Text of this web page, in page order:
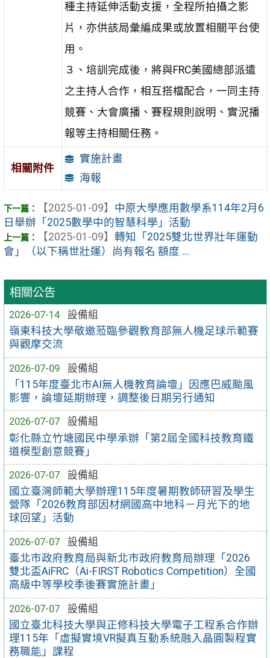
相關公告
2026-07-14
設備組
嶺東科技大學敬邀蒞臨參觀教育部無人機足球示範賽
與觀摩交流
2026-07-09
設備組
「115年度臺北市AI無人機教育論壇」因應巴威颱風
影響，論壇延期辦理，調整後日期另行通知
2026-07-07
設備組
彰化縣立竹塘國民中學承辦「第2屆全國科技教育鐵
道模型創意競賽」
2026-07-07
設備組
國立臺灣師範大學辦理115年度暑期教師研習及學生
營隊「2026教育部因材網國高中地科－月光下的地
球回望」活動
2026-07-07
設備組
臺北市政府教育局與新北市政府教育局辦理「2026
雙北盃AiFRC（Ai-FIRST Robotics Competition）全國
高級中等學校季後賽實施計畫」
2026-07-07
設備組
國立臺北科技大學與正修科技大學電子工程系合作辦
理115年「虛擬實境VR擬真互動系統融入晶圓製程實
務職能」課程
種主持延伸活動支援，全程所拍攝之影
片，亦供該局彙編成果或放置相關平台使
用。
３、培訓完成後，將與FRC美國總部派遣
之主持人合作，相互搭檔配合，一同主持
競賽、大會廣播、賽程規則說明、實況播
報等主持相關任務。
相關附件
實施計畫
海報
【2025-01-09】 中原大學應用數學系114年2月6
日舉辦「2025數學中的智慧科學」活動
【2025-01-09】 轉知「2025雙北世界壯年運動
會」（以下稱世壯運）尚有報名 額度 ...